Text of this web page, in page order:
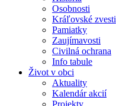
Osobnosti
Kráľovské zvesti
Pamiatky
Zaujímavosti
Civilná ochrana
Info tabule
Život v obci
Aktuality
Kalendár akcií